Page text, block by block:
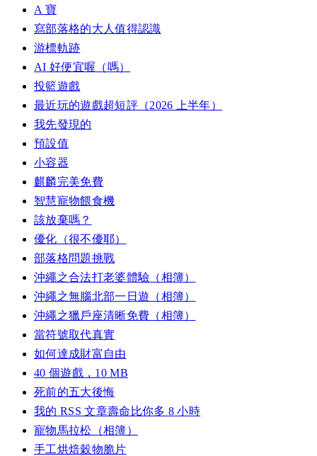
A 寶
寫部落格的大人值得認識
游標軌跡
AI 好便宜喔（嗎）
投籃遊戲
最近玩的遊戲超短評（2026 上半年）
我先發現的
預設值
小容器
麒麟完美免費
智慧寵物餵食機
該放棄嗎？
優化（很不優耶）
部落格問題挑戰
沖繩之合法打老婆體驗（相簿）
沖繩之無腦北部一日遊（相簿）
沖繩之獵戶座清晰免費（相簿）
當符號取代真實
如何達成財富自由
40 個遊戲，10 MB
死前的五大後悔
我的 RSS 文章壽命比你多 8 小時
寵物馬拉松（相簿）
手工烘焙穀物脆片